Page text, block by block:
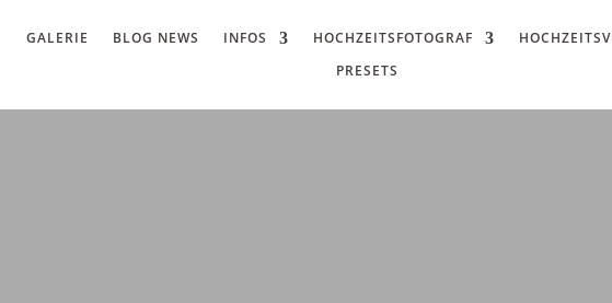
GALERIE BLOG NEWS INFOS HOCHZEITSFOTOGRAF
PRESETS